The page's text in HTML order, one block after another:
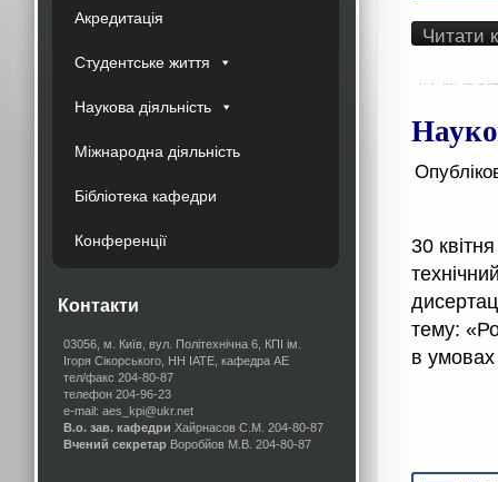
Акредитація
Студентське життя
Наукова діяльність
Міжнародна діяльність
Бібліотека кафедри
Конференції
Контакти
03056, м. Київ, вул. Політехнічна 6, КПІ ім.
Ігоря Сікорського, НН ІАТЕ, кафедра АЕ
тел/факс 204-80-87
телефон 204-96-23
e-mail: aes_kpi@ukr.net
В.о. зав. кафедри Хайрнасов С.М. 204-80-87
Вчений секретар Воробйов М.В. 204-80-87
Читати
30
тему:
в умовах